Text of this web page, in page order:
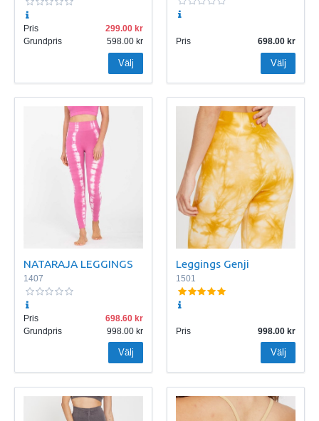
Pris
299.00
Grundpris
598.00
Välj
Pris 698.00
Välj
NATARAJA LEGGINGS
1407
Pris
698.60
Grundpris
998.00
Välj
Leggings Genji
1501
Pris 998.00
Välj